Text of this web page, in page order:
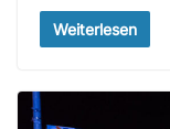
Weiterlesen